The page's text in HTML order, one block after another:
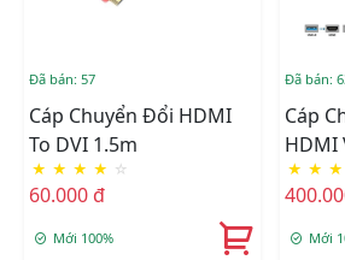
Đã bán: 57
Cáp Chuyển Đổi HDMI
To DVI 1.5m
★ ★ ★ ★ ☆
60.000 đ
Mới 100%
Đã bán:
Cáp
HDMI
★ ★ ★
Mới